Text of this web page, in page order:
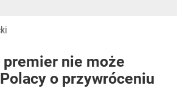
premier nie może
o przywróceniu